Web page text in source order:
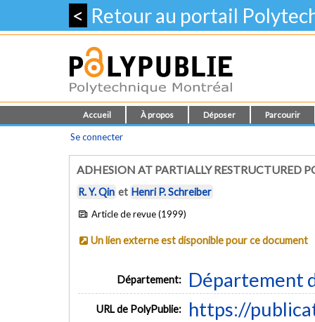
< Retour au portail
Accueil À propos Déposer Parcourir
Se connecter
ADHESION AT PARTIALLY RESTRUCTURED
R. Y. Qin et Henri P. Schreiber
Article de revue (1999)
Un lien externe est disponible pour ce document
Département: Département
URL de PolyPublie: https://